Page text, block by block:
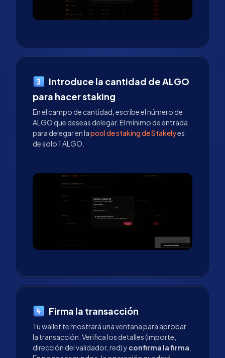
Introduce la cantidad de ALGO
para hacer staking
En el campo de cantidad, escribe el número de
ALGO que deseas delegar. El mínimo de entrada
para delegar en lapool de staking de Stakelyes
de solo 1 ALGO.
Firma la transacción
Tu wallet te mostrará una ventana para aprobar
la transacción. Verifica los detalles (importe,
dirección del validador, red) y confirma la firma